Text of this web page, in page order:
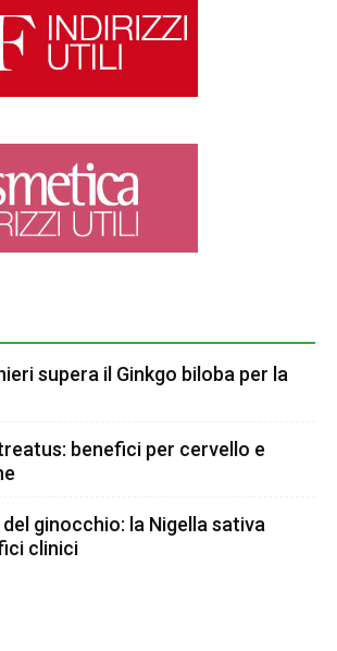
supera il Ginkgo biloba per la
benefici per cervello e
ginocchio: la Nigella sativa
clinici